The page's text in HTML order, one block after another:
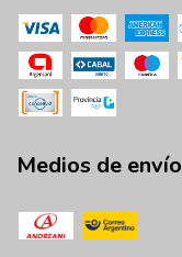
Medios de envío